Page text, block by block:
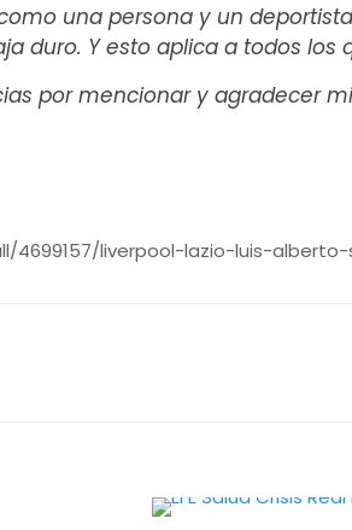
una persona y un
duro. Y esto aplica a todos
por mencionar y agradecer
4699157/liverpool-lazio-luis-